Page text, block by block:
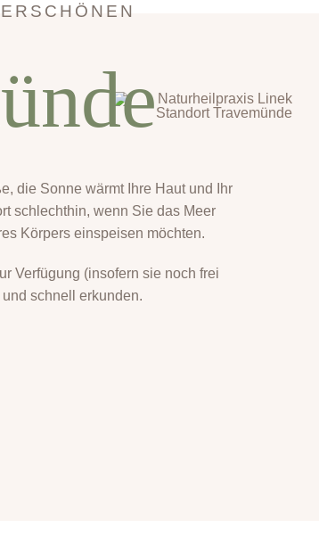
die Sonne wärmt Ihre Haut und Ihr
schlechthin, wenn Sie das Meer
Körpers einspeisen möchten.
Verfügung (insofern sie noch frei
schnell erkunden.